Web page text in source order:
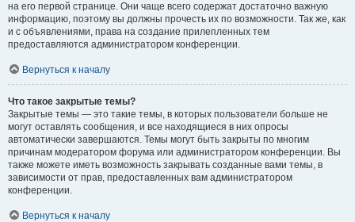
на его первой странице. Они чаще всего содержат достаточно важную
информацию, поэтому вы должны прочесть их по возможности. Так же, как
и с объявлениями, права на создание прилепленных тем
предоставляются администратором конференции.
Вернуться к началу
Что такое закрытые темы?
Закрытые темы — это такие темы, в которых пользователи больше не
могут оставлять сообщения, и все находящиеся в них опросы
автоматически завершаются. Темы могут быть закрыты по многим
причинам модератором форума или администратором конференции. Вы
также можете иметь возможность закрывать созданные вами темы, в
зависимости от прав, предоставленных вам администратором
конференции.
Вернуться к началу